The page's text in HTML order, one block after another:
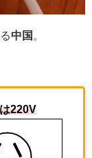
中国 。
220V